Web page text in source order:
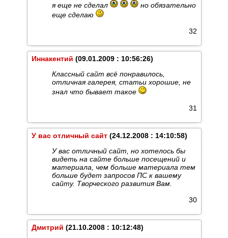
я еще не сделал
но обязательно
еще сделаю
32
Иннакентий (09.01.2009 : 10:56:26)
Классный сайт всё понравилось,
отличная галерея, статьи хорошие, не
знал что бывает такое
31
У вас отличный сайт(24.12.2008 : 14:10:58)
У вас отличный сайт, но хотелось бы
видеть на сайте больше посещений и
материала, чем больше материала тем
больше будет запросов ПС к вашему
сайту. Творческого развития Вам.
30
Дмитрий (21.10.2008 : 10:12:48)